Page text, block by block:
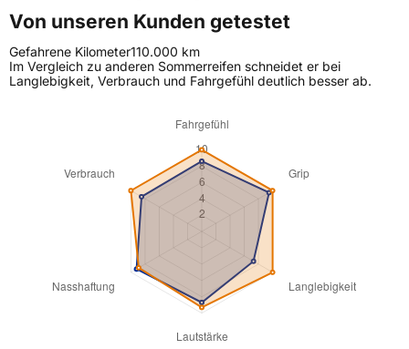
Von unseren Kunden getestet
Gefahrene Kilometer110.000 km
Im Vergleich zu anderen Sommerreifen schneidet er bei
Langlebigkeit, Verbrauch und Fahrgefühl deutlich besser ab.